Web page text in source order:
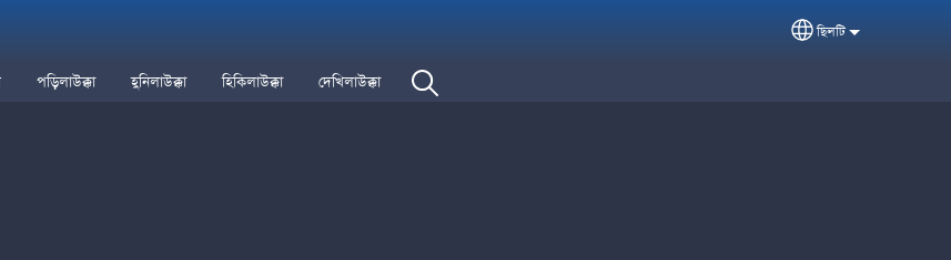
Select your
ছিলটি
পড়িলাউক্কা হুনিলাউক্কা হিকিলাউক্কা দেখিলাউক্কা